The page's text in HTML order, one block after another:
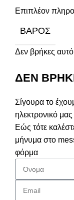
Επιπλέον
ΒΆΡΟΣ
Δεν βρήκες
ΔΕΝ
Σίγουρα το
ηλεκτρονικό
Εώς τότε
μήνυμα στο
φόρμα